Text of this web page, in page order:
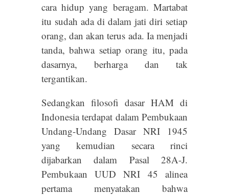
cara hidup yang beragam. Martabat
itu sudah ada di dalam jati diri setiap
orang, dan akan terus ada. Ia menjadi
tanda, bahwa setiap orang itu, pada
dasarnya, berharga dan tak
tergantikan.
Sedangkan filosofi dasar HAM di
Indonesia terdapat dalam Pembukaan
Undang-Undang Dasar NRI 1945
yang kemudian secara rinci
dijabarkan dalam Pasal 28A-J.
Pembukaan UUD NRI 45 alinea
pertama menyatakan bahwa